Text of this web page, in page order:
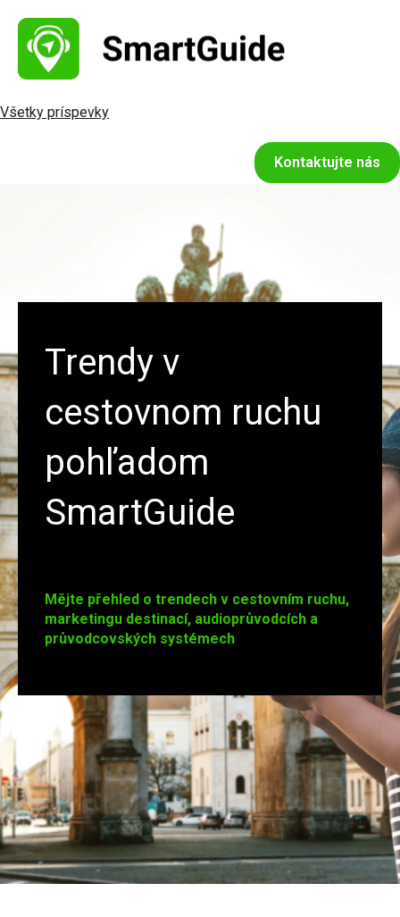
Všetky príspevky
Kontaktujte nás
Trendy v
cestovnom ruchu
pohľadom
SmartGuide
Mějte přehled o trendech v cestovním ruchu,
marketingu destinací, audioprůvodcích a
průvodcovských systémech